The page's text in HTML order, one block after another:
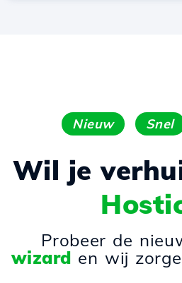
Nieuw Snel
Wil je
Probeer de
wizard en wij